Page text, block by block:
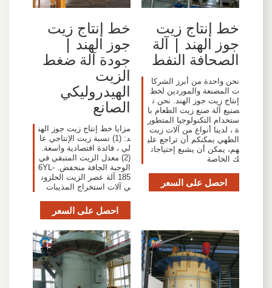
خط إنتاج زيت
جوز الهند | آلة
الصحافة النفط
نحن واحدة من أبرز الشركا
ت المصنعة والموردين لخط
إنتاج زيت جوز الهند. نحن ت
صنيع آلة صنع زيت الطعام با
ستخدام التكنولوجيا المتطور
ة ، لدينا أنواع من آلات زيت
الطهي يمكنكم أن تراجع علي
هم، يمكن أن يشبع إحتياجات
ك الخاصة
احصل على السعر
خط إنتاج زيت
جوز الهند |
جودة آلة ضغط
الزيت
الهيدروليكي
الصانع
مزايا خط إنتاج زيت جوز الهن
د: (1) نسبة زيت الإنتاجي عا
لي ، فائدة اقتصادية واسعة.
(2) معدل الزيت المتبقي في
الوجبة الجافة منخفض. 6YL-
185 آلة عصر الزيت الحلزون
ي آلات استخراج المذيبات
احصل على السعر